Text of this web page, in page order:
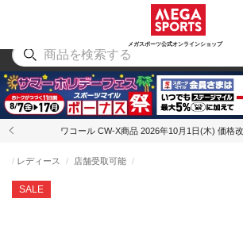
メガスポーツ公式オンラインショップ
アウトドア
ワコール CW-X商品 2026年10月1日(木) 価格
SALE
レディース 店舗受取可能